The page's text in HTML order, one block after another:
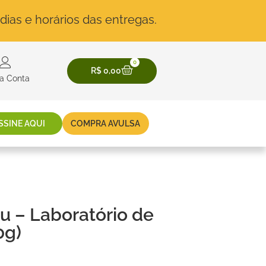
e horários das entregas.
Conta
R$0,00
0
AQUI COMPRA AVULSA
– Laboratório de